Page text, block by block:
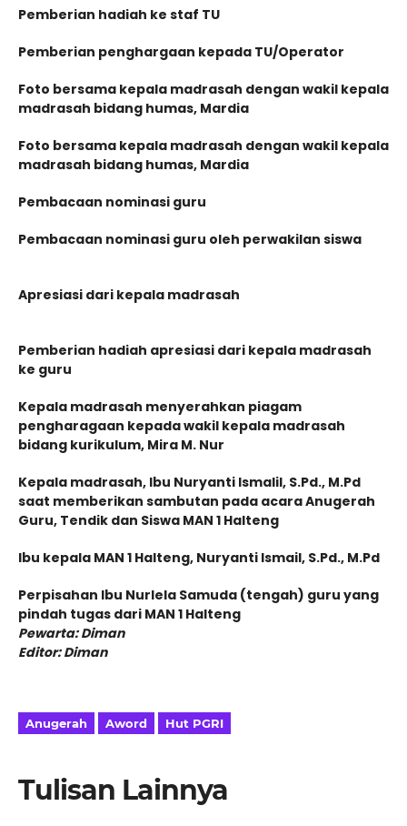
Pemberian hadiah ke staf TU
Pemberian penghargaan kepada TU/Operator
Foto bersama kepala madrasah dengan wakil kepala
madrasah bidang humas, Mardia
Foto bersama kepala madrasah dengan wakil kepala
madrasah bidang humas, Mardia
Pembacaan nominasi guru
Pembacaan nominasi guru oleh perwakilan siswa
Apresiasi dari kepala madrasah
Pemberian hadiah apresiasi dari kepala madrasah
ke guru
Kepala madrasah menyerahkan piagam
pengharagaan kepada wakil kepala madrasah
bidang kurikulum, Mira M. Nur
Kepala madrasah, Ibu Nuryanti Ismalil, S.Pd., M.Pd
saat memberikan sambutan pada acara Anugerah
Guru, Tendik dan Siswa MAN 1 Halteng
Ibu kepala MAN 1 Halteng, Nuryanti Ismail, S.Pd., M.Pd
Perpisahan Ibu Nurlela Samuda (tengah) guru yang
pindah tugas dari MAN 1 Halteng
Pewarta: Diman
Editor: Diman
Anugerah Aword Hut PGRI
Tulisan Lainnya